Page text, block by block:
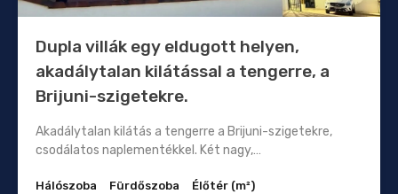
Dupla villák egy eldugott helyen,
akadálytalan kilátással a tengerre, a
Brijuni-szigetekre.
Akadálytalan kilátás a tengerre a Brijuni-szigetekre,
csodálatos naplementékkel. Két nagy,…
Hálószoba
Fürdőszoba
Élőtér (m²)